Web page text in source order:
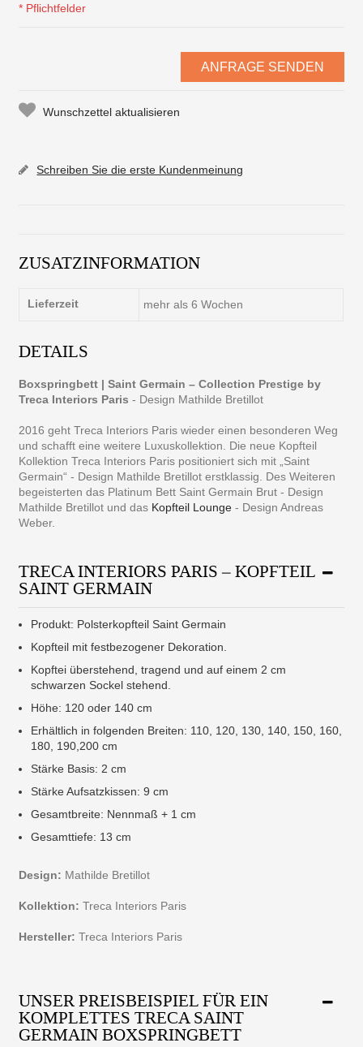
* Pflichtfelder
ANFRAGE SENDEN
Wunschzettel aktualisieren
Schreiben Sie die erste Kundenmeinung
ZUSATZINFORMATION
Lieferzeit mehr als 6 Wochen
DETAILS
Boxspringbett | Saint Germain – Collection Prestige by
Treca Interiors Paris - Design Mathilde Bretillot
2016 geht Treca Interiors Paris wieder einen besonderen Weg
und schafft eine weitere Luxuskollektion. Die neue Kopfteil
Kollektion Treca Interiors Paris positioniert sich mit „Saint
Germain“ - Design Mathilde Bretillot erstklassig. Des Weiteren
begeisterten das Platinum Bett Saint Germain Brut - Design
Mathilde Bretillot und das Kopfteil Lounge - Design Andreas
Weber.
TRECA INTERIORS PARIS – KOPFTEIL
SAINT GERMAIN
Produkt: Polsterkopfteil Saint Germain
Kopfteil mit festbezogener Dekoration.
Kopftei überstehend, tragend und auf einem 2 cm
schwarzen Sockel stehend.
Höhe: 120 oder 140 cm
Erhältlich in folgenden Breiten: 110, 120, 130, 140, 150, 160,
180, 190,200 cm
Stärke Basis: 2 cm
Stärke Aufsatzkissen: 9 cm
Gesamtbreite: Nennmaß + 1 cm
Gesamttiefe: 13 cm
Design: Mathilde Bretillot
Kollektion:Treca Interiors Paris
Hersteller:Treca Interiors Paris
UNSER PREISBEISPIEL FÜR EIN
KOMPLETTES TRECA SAINT
GERMAIN BOXSPRINGBETT